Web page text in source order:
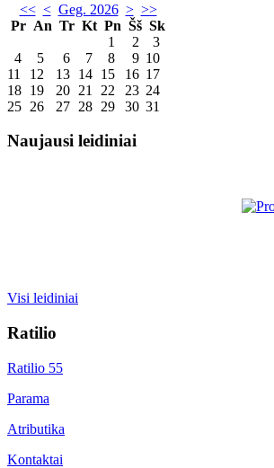
<< < Geg. 2026 > >>
Pr An Tr Kt Pn Šš Sk
1
2
3
4
5 6 7 8 9 10
11
12 13 14 15 16 17
18 19 20 21 22 23 24
25 26 27 28 29 30 31
Naujausi leidiniai
Visi leidiniai
Ratilio
Ratilio 55
Parama
Atributika
Kontaktai